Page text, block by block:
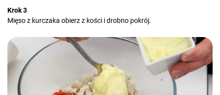
Krok 3
Mięso z kurczaka obierz z kości i drobno pokrój.